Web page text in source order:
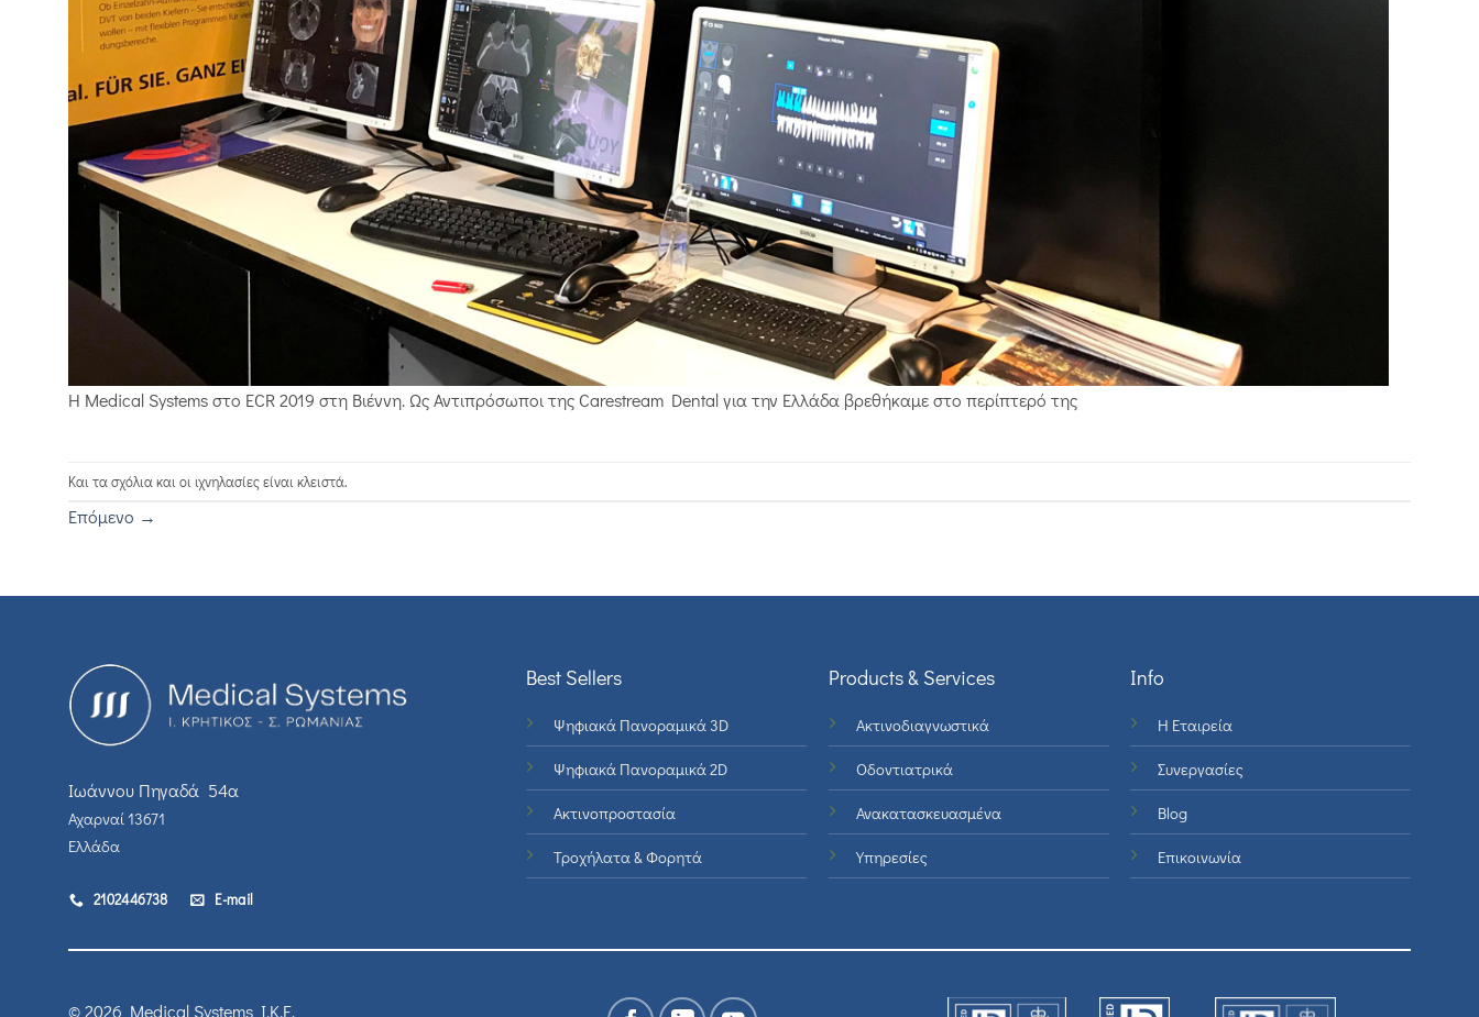
Η Medical Systems στο ECR 2019 στη Βιέννη. Ως Αντιπρόσωποι της Carestream Dental για την Ελλάδα βρεθήκαμε στο περίπτερό της
Και τα σχόλια και οι ιχνηλασίες είναι κλειστά.
Επόμενο →
Ιωάννου Πηγαδά 54α
Αχαρναί 13671
Ελλάδα
2102446738 E-mail
Best Sellers
Ψηφιακά Πανοραμικά 3D
Ψηφιακά Πανοραμικά 2D
Ακτινοπροστασία
Τροχήλατα & Φορητά
Products & Services
Ακτινοδιαγνωστικά
Οδοντιατρικά
Ανακατασκευασμένα
Υπηρεσίες
Info
Η Εταιρεία
Συνεργασίες
Blog
Επικοινωνία
© 2026 Medical Systems I.K.E.